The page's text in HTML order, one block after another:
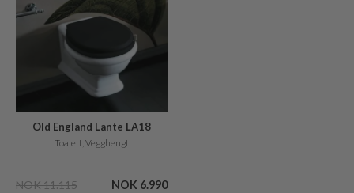
Old England Lante LA18
Toalett, Vegghengt
NOK 11.115 NOK 6.990